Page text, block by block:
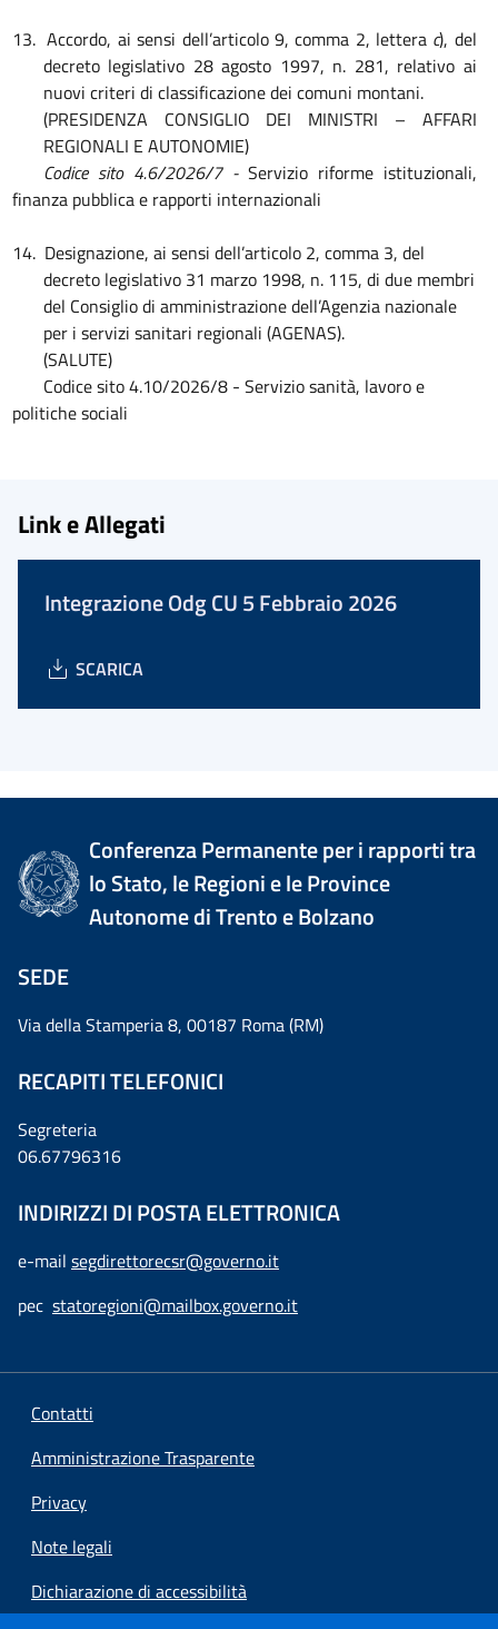
13. Accordo, ai sensi dell’articolo 9, comma 2, lettera c), del
decreto legislativo 28 agosto 1997, n. 281, relativo ai
nuovi criteri di classificazione dei comuni montani.
(PRESIDENZA CONSIGLIO DEI MINISTRI – AFFARI
REGIONALI E AUTONOMIE)
Codice sito 4.6/2026/7 - Servizio riforme istituzionali,
finanza pubblica e rapporti internazionali
14. Designazione, ai sensi dell’articolo 2, comma 3, del
decreto legislativo 31 marzo 1998, n. 115, di due membri
del Consiglio di amministrazione dell’Agenzia nazionale
per i servizi sanitari regionali (AGENAS).
(SALUTE)
Codice sito 4.10/2026/8 - Servizio sanità, lavoro e
politiche sociali
Link e Allegati
Integrazione Odg CU 5 Febbraio 2026
SCARICA
Conferenza Permanente per i rapporti tra
lo Stato, le Regioni e le Province
Autonome di Trento e Bolzano
SEDE
Via della Stamperia 8, 00187 Roma (RM)
RECAPITI TELEFONICI
Segreteria
06.67796316
INDIRIZZI DI POSTA ELETTRONICA
e-mail segdirettorecsr@governo.it
pec statoregioni@mailbox.governo.it
Contatti
Amministrazione Trasparente
Privacy
Note legali
Dichiarazione di accessibilità